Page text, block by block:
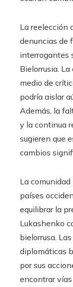
La reelección
denuncias de
interrogantes
Bielorrusia.
medio de
podría aislar
Además, la
y la continua
sugieren que
cambios
La
países
equilibrar la
Lukashenko
bielorrusa.
diplomáticas
por sus
encontrar